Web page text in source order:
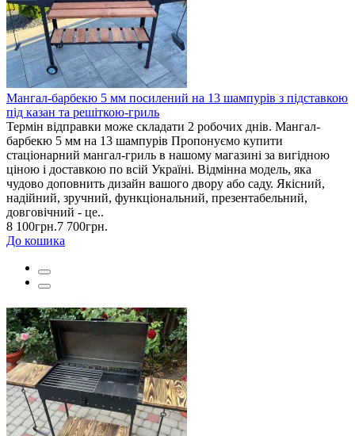
Мангал-барбекю 5 мм посилений на 13 шампурів з підставкою
під казан та решіткою-гриль
Термін відправки може складати 2 робочих днів. Мангал-
барбекю 5 мм на 13 шампурів Пропонуємо купити
стаціонарний мангал-гриль в нашому магазині за вигідною
ціною і доставкою по всій Україні. Відмінна модель, яка
чудово доповнить дизайн вашого двору або саду. Якісний,
надійний, зручний, функціональний, презентабельний,
довговічний - це..
8 100грн.7 700грн.
До кошика